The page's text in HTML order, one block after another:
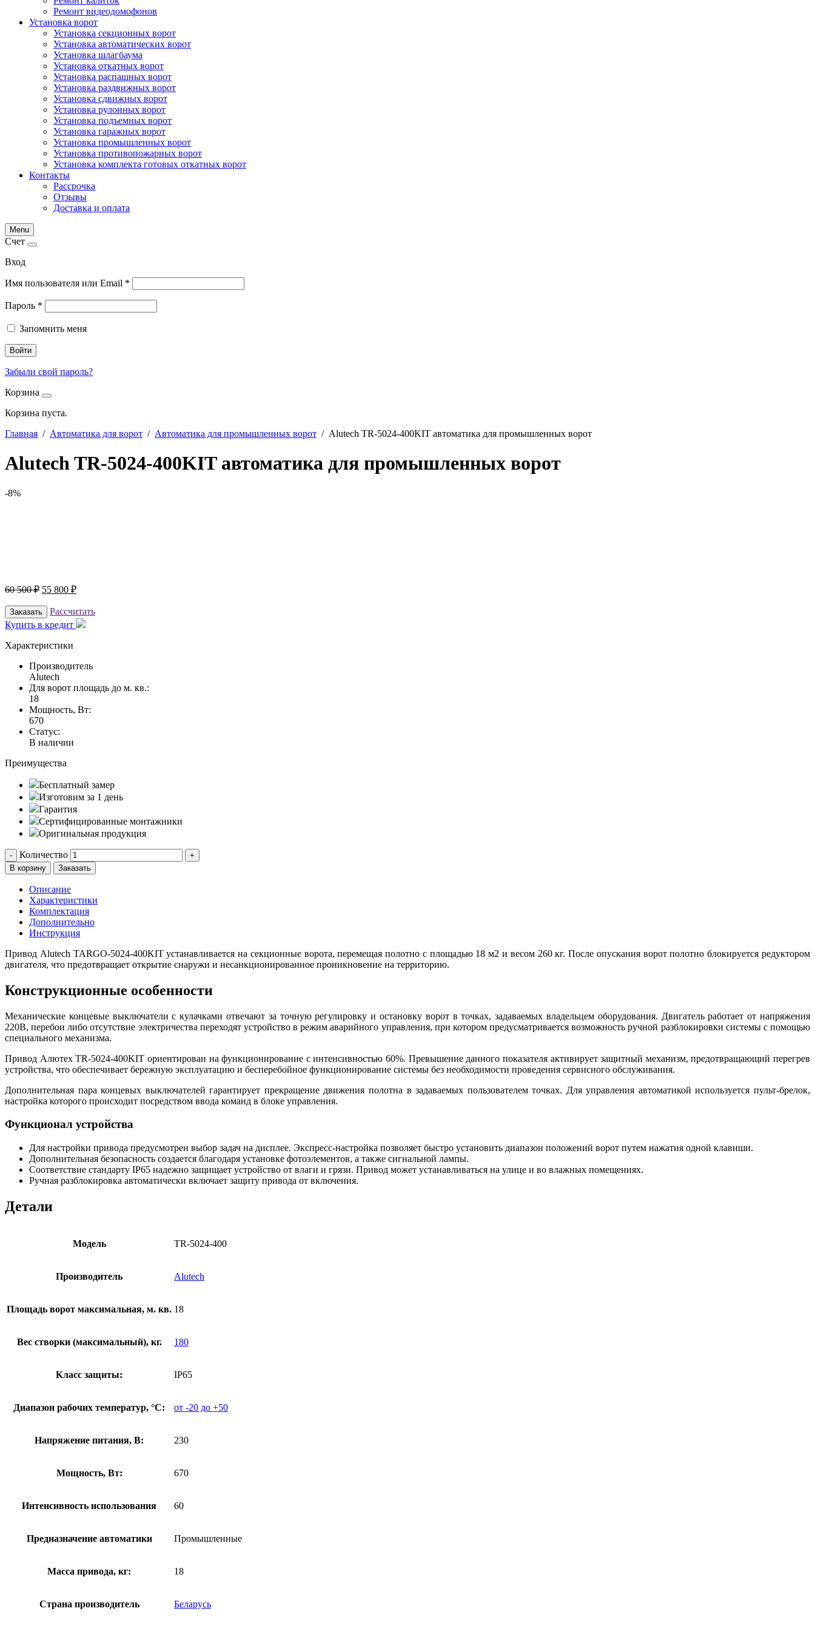
Ремонт видеодомофонов
Установка ворот
Установка секционных ворот
Установка автоматических ворот
Установка шлагбаума
Установка откатных ворот
Установка распашных ворот
Установка раздвижных ворот
Установка сдвижных ворот
Установка рулонных ворот
Установка подъемных ворот
Установка гаражных ворот
Установка промышленных ворот
Установка противопожарных ворот
Установка комплекта готовых откатных ворот
Контакты
Рассрочка
Отзывы
Доставка и оплата
Menu
Счет
Вход
Имя пользователя или Email *
Пароль *
Запомнить меня
Войти
Забыли свой пароль?
Корзина
Корзина пуста.
Главная / Автоматика для ворот / Автоматика для промышленных ворот / Alutech TR-5024-400KIT автоматика для промышленных ворот
Alutech TR-5024-400KIT автоматика для промышленных ворот
-8%
60 500₽ 55 800 ₽
Заказать
Рассчитать
Купить в кредит
Характеристики
Производитель
Alutech
Для ворот площадь до м. кв.:
18
Мощность, Вт:
670
Статус:
В наличии
Преимущества
Бесплатный замер
Изготовим за 1 день
Гарантия
Сертифицированные монтажники
Оригинальная продукция
- Количество
+
В корзину
Заказать
Описание
Характеристики
Комплектация
Дополнительно
Инструкция
Привод Alutech TARGO-5024-400KIT устанавливается на секционные ворота, перемещая полотно с площадью 18 м2 и весом 260 кг. После опускания ворот полотно блокируется редуктором
двигателя, что предотвращает открытие снаружи и несанкционированное проникновение на территорию.
Конструкционные особенности
Механические концевые выключатели с кулачками отвечают за точную регулировку и остановку ворот в точках, задаваемых владельцем оборудования. Двигатель работает от напряжения
220В, перебои либо отсутствие электричества переходят устройство в режим аварийного управления, при котором предусматривается возможность ручной разблокировки системы с помощью
специального механизма.
Привод Алютех TR-5024-400KIT ориентирован на функционирование с интенсивностью 60%. Превышение данного показателя активирует защитный механизм, предотвращающий перегрев
устройства, что обеспечивает бережную эксплуатацию и бесперебойное функционирование системы без необходимости проведения сервисного обслуживания.
Дополнительная пара концевых выключателей гарантирует прекращение движения полотна в задаваемых пользователем точках. Для управления автоматикой используется пульт-брелок,
настройка которого происходит посредством ввода команд в блоке управления.
Функционал устройства
Для настройки привода предусмотрен выбор задач на дисплее. Экспресс-настройка позволяет быстро установить диапазон положений ворот путем нажатия одной клавиши.
Дополнительная безопасность создается благодаря установке фотоэлементов, а также сигнальной лампы.
Соответствие стандарту IP65 надежно защищает устройство от влаги и грязи. Привод может устанавливаться на улице и во влажных помещениях.
Ручная разблокировка автоматически включает защиту привода от включения.
Детали
Модель TR-5024-400
Производитель Alutech
Площадь ворот максимальная, м. кв. 18
Вес створки (максимальный), кг. 180
Класс защиты: IP65
Диапазон рабочих температур, °С: от -20 до +50
Напряжение питания, В: 230
Мощность, Вт: 670
Интенсивность использования 60
Предназначение автоматики Промышленные
Масса привода, кг: 18
Страна производитель Беларусь